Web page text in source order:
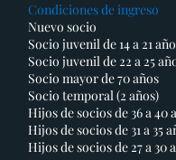
Condiciones de ingreso
Nuevo socio
Socio juvenil de 14 a 21
Socio juvenil de 22 a 25
Socio mayor de 70 años
Socio temporal (2 años)
Hijos de socios de 36 a 40
Hijos de socios de 31 a 35
Hijos de socios de 27 a 30